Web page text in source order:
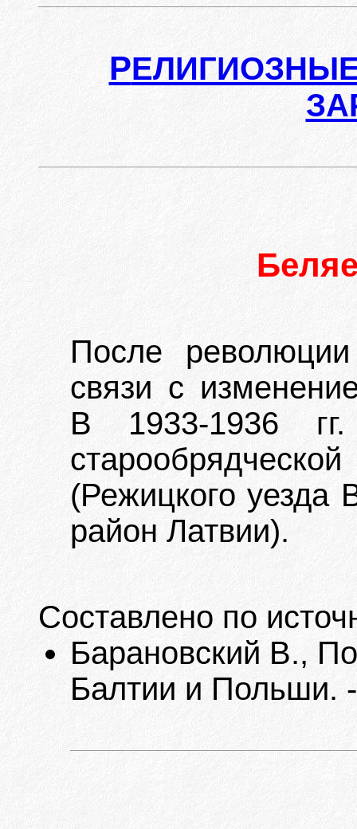
Р
После
связи с
В 1933-1936 гг.
(Режицкого уезда
район Латвии).
Составлено по
Барановский В.,
Балтии и Польши.